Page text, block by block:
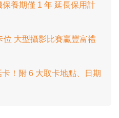
養期僅 1 年 延長保用計
位 大型攝影比賽贏豐富禮
！附 6 大取卡地點、日期